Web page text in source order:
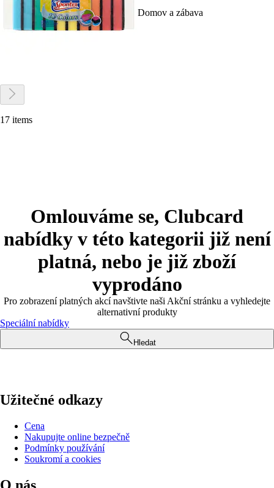
Domov a zábava
17 items
Omlouváme se, Clubcard
nabídky v této kategorii již není
platná, nebo je již zboží
vyprodáno
Pro zobrazení platných akcí navštivte naši Akční stránku a vyhledejte
alternativní produkty
Speciální nabídky
Hledat
Užitečné odkazy
Cena
Nakupujte online bezpečně
Podmínky používání
Soukromí a cookies
O nás